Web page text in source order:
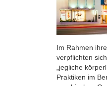
Im Rahmen
verpflichten
„jegliche
Praktiken im